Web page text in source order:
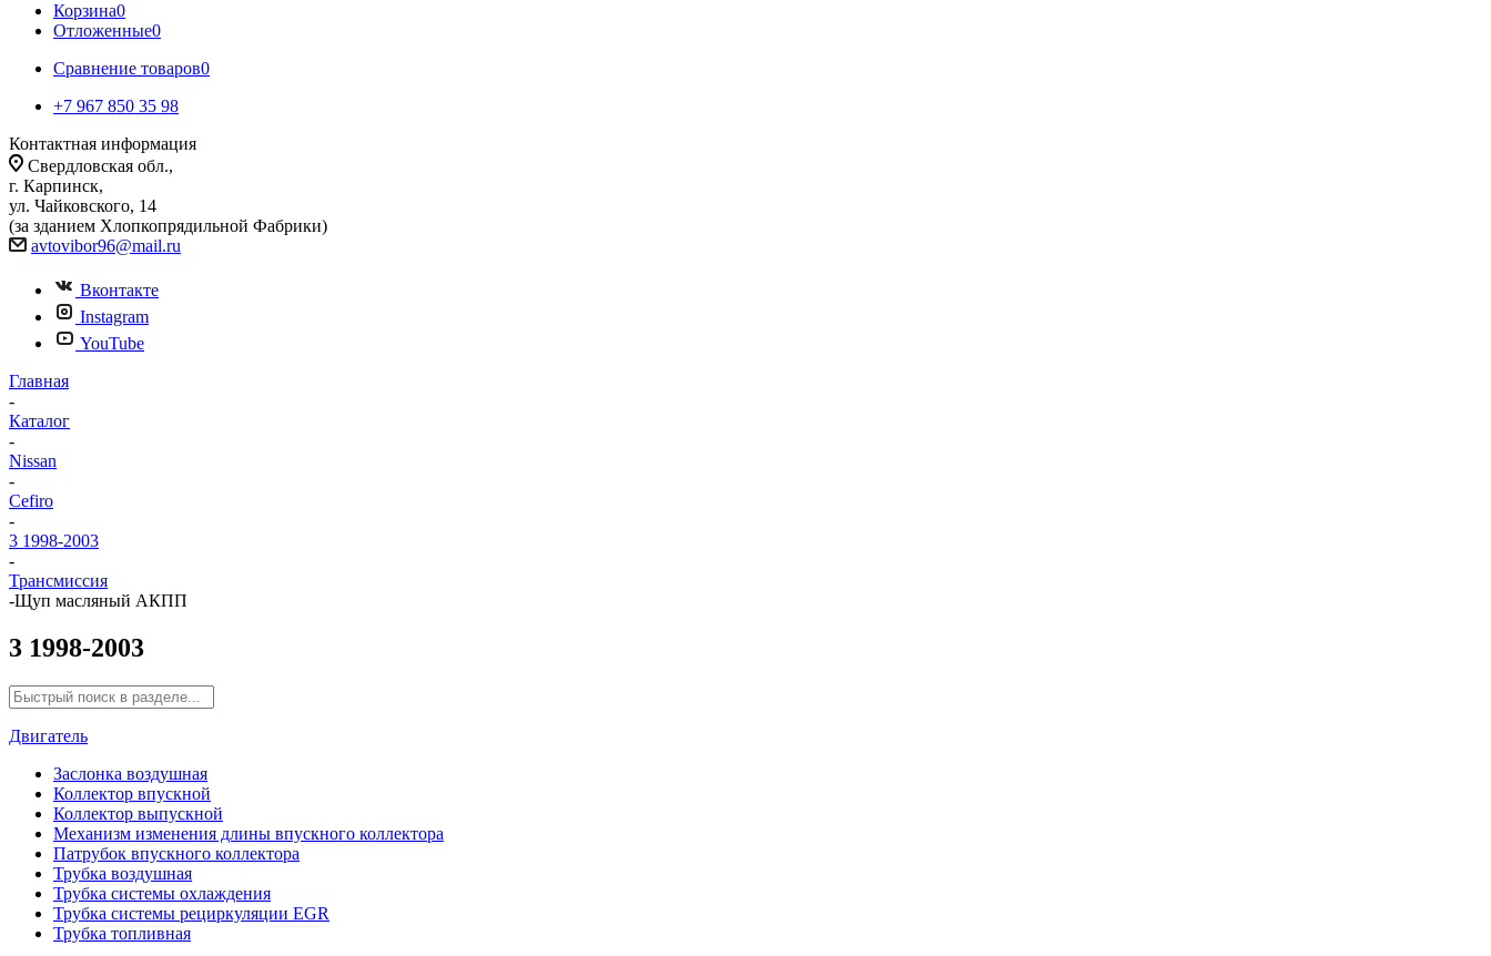
Корзина0
Отложенные0
Сравнение товаров0
+7 967 850 35 98
Контактная информация
Свердловская обл.,
г. Карпинск,
ул. Чайковского, 14
(за зданием Хлопкопрядильной Фабрики)
avtovibor96@mail.ru
Вконтакте
Instagram
YouTube
Главная
-
Каталог
-
Nissan
-
Cefiro
-
3 1998-2003
-
Трансмиссия
-Щуп масляный АКПП
3 1998-2003
Двигатель
Заслонка воздушная
Коллектор впускной
Коллектор выпускной
Механизм изменения длины впускного коллектора
Патрубок впускного коллектора
Трубка воздушная
Трубка системы охлаждения
Трубка системы рециркуляции EGR
Трубка топливная